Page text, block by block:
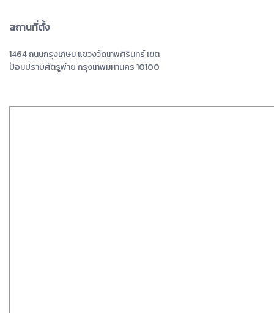
สถานที่ตั้ง
1464 ถนนกรุงเกษม แขวงวัดเทพศิรินทร์ เขต
ป้อมปราบศัตรูพ่าย กรุงเทพมหานคร 10100